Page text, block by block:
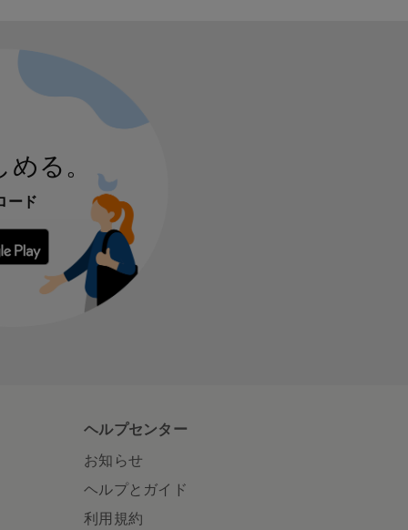
る。
ード
ウンロードGoogle Play で手に入れよう
ヘルプセンター
お知らせ
ヘルプとガイド
利用規約